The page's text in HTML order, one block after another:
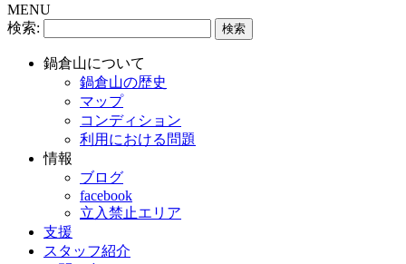
MENU
検索:
鍋倉山について
鍋倉山の歴史
マップ
コンディション
利用における問題
情報
ブログ
facebook
立入禁止エリア
支援
スタッフ紹介